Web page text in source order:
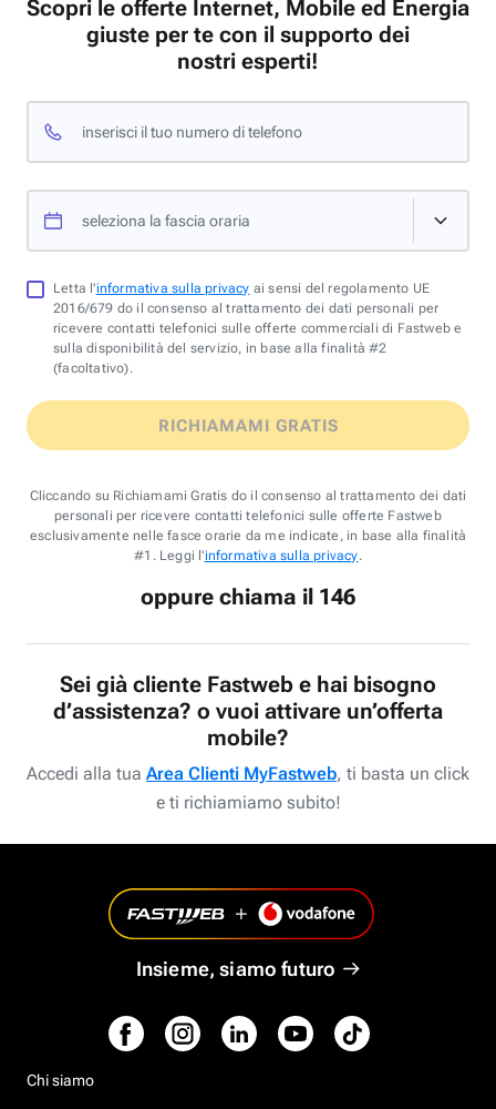
Scopri le offerte Internet, Mobile ed Energia
giuste per te con il supporto dei
nostri esperti!
inserisci il tuo numero di telefono
seleziona la fascia oraria
Letta l'informativa sulla privacy ai sensi del regolamento UE
2016/679 do il consenso al trattamento dei dati personali per
ricevere contatti telefonici sulle offerte commerciali di Fastweb e
sulla disponibilità del servizio, in base alla finalità #2
(facoltativo).
RICHIAMAMI GRATIS
Cliccando su Richiamami Gratis do il consenso al trattamento dei dati
personali per ricevere contatti telefonici sulle offerte Fastweb
esclusivamente nelle fasce orarie da me indicate, in base alla finalità
#1. Leggi l'informativa sulla privacy.
oppure chiama il 146
Sei già cliente Fastweb e hai bisogno
d’assistenza? o vuoi attivare un’offerta
mobile?
Accedi alla tua Area Clienti MyFastweb, ti basta un click
e ti richiamiamo subito!
Insieme, siamo futuro
Chi siamo